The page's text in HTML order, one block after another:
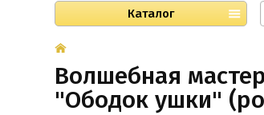
Каталог
Волшебная
"Ободок ушки"